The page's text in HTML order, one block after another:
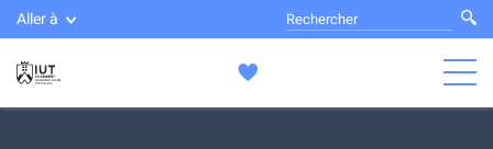
Aller à